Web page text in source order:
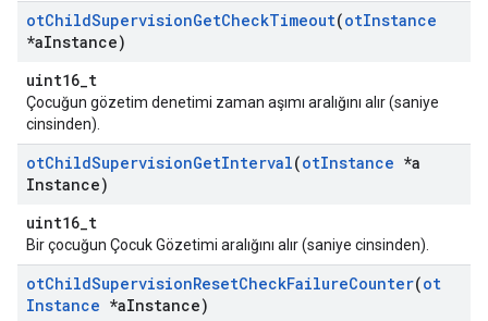
otChildSupervisionGetCheckTimeout(otInstance
*aInstance)
uint16_t
Çocuğun gözetim denetimi zaman aşımı aralığını alır (saniye
cinsinden).
otChildSupervisionGetInterval(otInstance *a
Instance)
uint16_t
Bir çocuğun Çocuk Gözetimi aralığını alır (saniye cinsinden).
otChildSupervisionResetCheckFailureCounter(ot
Instance *aInstance)